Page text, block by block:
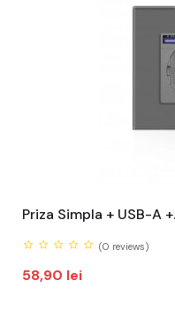
Priza Simpla + USB-A
(0 reviews)
Pret
58,90 lei